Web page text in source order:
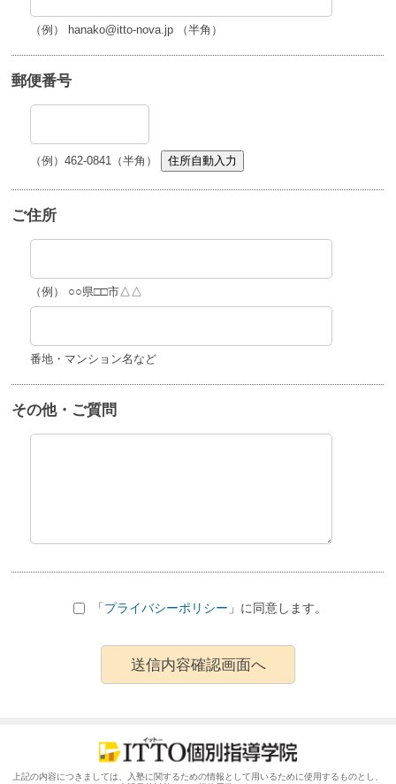
（例） hanako@itto-nova.jp （半角）
郵便番号
（例）462-0841（半角） 住所自動入力
ご住所
（例） ○○県□□市△△
番地・マンション名など
その他・ご質問
「プライバシーポリシー 」に同意します。
上記の内容につきましては、入塾に関するための情報として用いるために使用するものとし、